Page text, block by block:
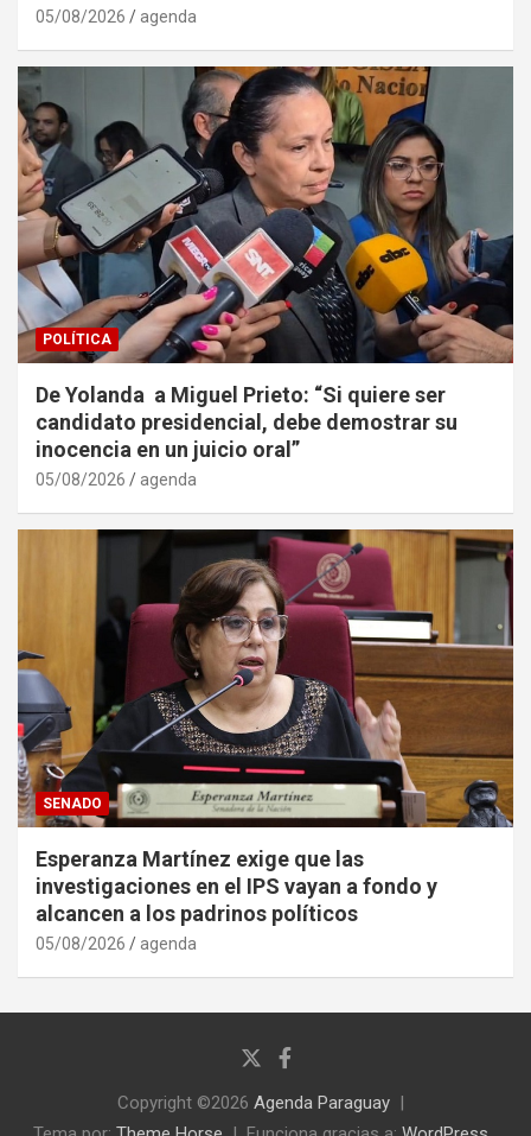
05/08/2026 agenda
POLÍTICA
De Yolanda a Miguel Prieto: “Si quiere ser
candidato presidencial, debe demostrar su
inocencia en un juicio oral”
05/08/2026 agenda
SENADO
Esperanza Martínez exige que las
investigaciones en el IPS vayan a fondo y
alcancen a los padrinos políticos
05/08/2026 agenda
Copyright ©2026 Agenda Paraguay